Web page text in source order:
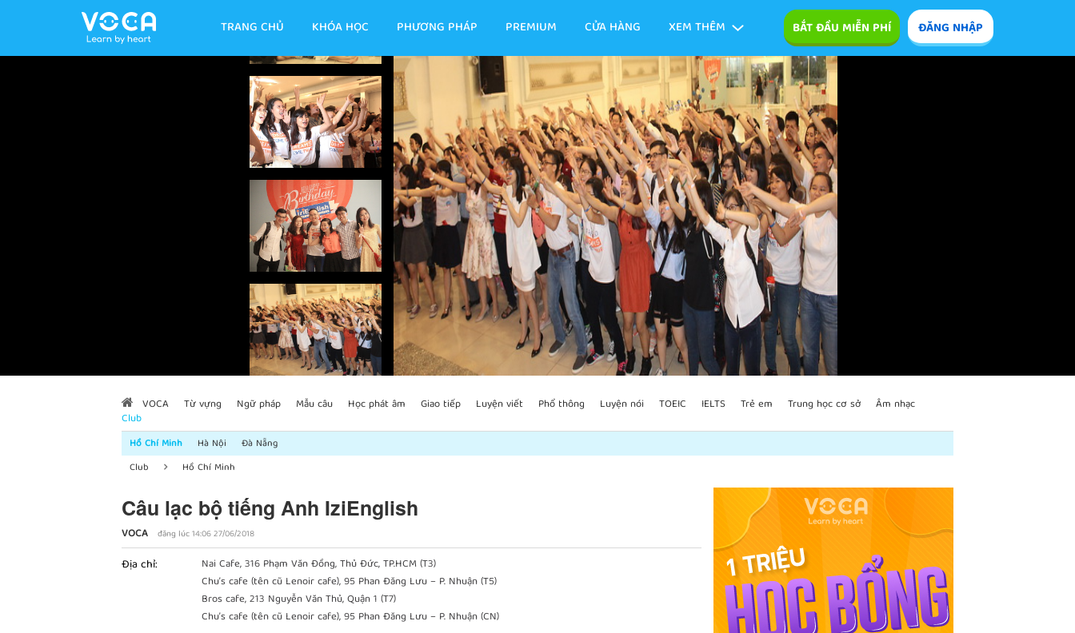
ĐĂNG NHẬP
BẮT ĐẦU MIỄN PHÍ
XEM THÊM
CỬA HÀNG
PREMIUM
PHƯƠNG PHÁP
KHÓA HỌC
TRANG CHỦ
VOCA Từ vựng Ngữ pháp Mẫu câu Học phát âm Giao tiếp Luyện viết Phổ thông Luyện nói TOEIC IELTS Trẻ em Trung học cơ sở Âm nhạc
Club
Hồ Chí Minh Hà Nội
Đà Nẵng
Club
Hồ Chí Minh
Câu lạc bộ tiếng Anh IziEnglish
VOCA đăng lúc 14:06 27/06/2018
Địa chỉ:
Nai Cafe, 316 Phạm Văn Đồng, Thủ Đức, TP.HCM (T3)
Chu’s cafe (tên cũ Lenoir cafe), 95 Phan Đăng Lưu – P. Nhuận (T5)
Bros cafe, 213 Nguyễn Văn Thủ, Quận 1 (T7)
Chu’s cafe (tên cũ Lenoir cafe), 95 Phan Đăng Lưu – P. Nhuận (CN)